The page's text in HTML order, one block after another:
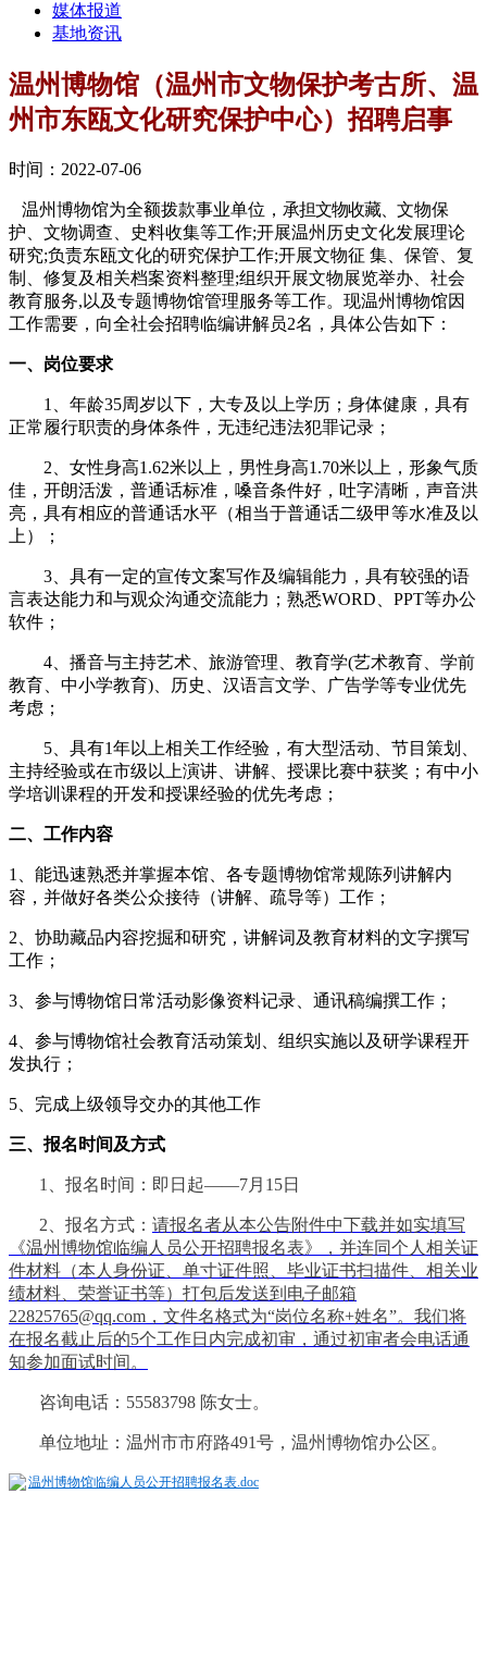
媒体报道
基地资讯
温州博物馆（温州市文物保护考古所、温
州市东瓯文化研究保护中心）招聘启事
时间：2022-07-06
温州博物馆为全额拨款事业单位， 承担文物收藏、 文物保
护、文物调查、史料收集等工作;开展温州历史文化发展理论
研究;负责东瓯文化的研究保护工作;开展文物征 集、保管、复
制、修复及相关档案资料整理;组织开展文物展览举办、社会
教育服务,以及专题博物馆管理服务等工作。现温州博物馆因
工作需要，向全社会招聘临编讲解员2名，具体公告如下：
一、 岗位要求
1、 年龄35周岁以下，大专及以上学历；身体健康，具有
正常履行职责的身体条件，无违纪违法犯罪记录；
2、 女性身高1.62米以上，男性身高1.70米以上，形象气质
佳，开朗活泼，普通话标准，嗓音条件好，吐字清晰，声音洪
亮，具有相应的普通话水平 （相当于普通话二级甲等水准及以
上 ） ；
3、 具有一定的宣传文案写作及编辑能力，具有较强的语
言表达能力和与观众沟通交流能力； 熟悉WORD、PPT等办公
软件；
4、 播音与主持艺术、旅游管理、教育学(艺术教育、学前
教育、中小学教育)、历史、汉语言文学、广告学等专业优先
考虑；
5、 具有1年以上相关工作经验，有大型活动、节目策划、
主持经验或在市级以上演讲、讲解、授课比赛中获奖；有中小
学培训课程的开发和授课经验的优先考虑；
二、 工作内容
1、能迅速熟悉并掌握本馆、各专题博物馆常规陈列讲解内
容，并做好各类公众接待（讲解、疏导等）工作；
2、 协助藏品内容挖掘和研究，讲解词及教育材料的文字撰写
工作；
3、 参与博物馆日常活动影像资料记录、通讯稿编撰工作；
4、 参与博物馆社会教育活动策划、组织实施以及研学课程开
发执行；
5、 完成上级领导交办的其他工作
三、报名时间及方式
1、报名时间： 即日起——7月 15日
2、报名方式： 请报名者从本公告附件中下载并如实填写
《温州博物馆临编人员公开招聘报名表》，并连同个人相关证
件材料（本人身份证、单寸证件照、毕业证书扫描件、相关业
绩材料、荣誉证书等） 打包后发送到电子邮箱
22825765@qq.com ， 文件名格式为“岗位名称+姓名”。 我们将
在报名截止后的5个工作日内完成初审，通过初审者会电话通
知参加面试时间。
咨询电话：55583798 陈女士。
单位地址：温州市市府路491号，温州博物馆办公区。
温州博物馆临编人员公开招聘报名表.doc